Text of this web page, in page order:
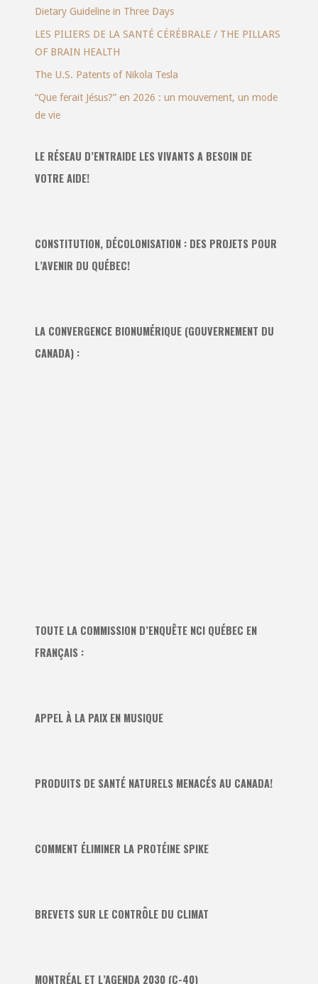
Dietary Guideline in Three Days
LES PILIERS DE LA SANTÉ CÉRÉBRALE / THE PILLARS
OF BRAIN HEALTH
The U.S. Patents of Nikola Tesla
“Que ferait Jésus?” en 2026 : un mouvement, un mode
de vie
LE RÉSEAU D’ENTRAIDE LES VIVANTS A BESOIN DE
VOTRE AIDE!
CONSTITUTION, DÉCOLONISATION : DES PROJETS POUR
L’AVENIR DU QUÉBEC!
LA CONVERGENCE BIONUMÉRIQUE (GOUVERNEMENT DU
CANADA) :
TOUTE LA COMMISSION D’ENQUÊTE NCI QUÉBEC EN
FRANÇAIS :
APPEL À LA PAIX EN MUSIQUE
PRODUITS DE SANTÉ NATURELS MENACÉS AU CANADA!
COMMENT ÉLIMINER LA PROTÉINE SPIKE
BREVETS SUR LE CONTRÔLE DU CLIMAT
MONTRÉAL ET L’AGENDA 2030 (C-40)